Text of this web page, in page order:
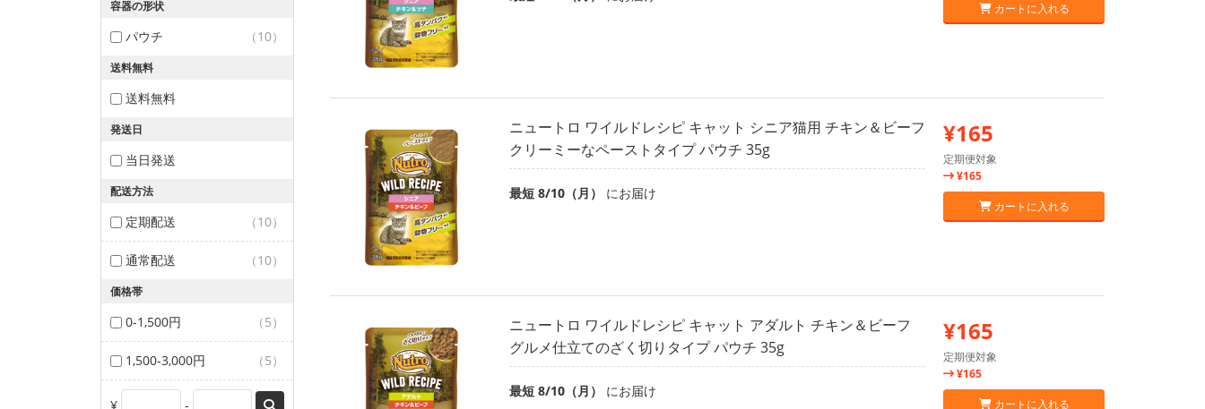
容器の形状
パウチ （10）
送料無料
送料無料
発送日
当日発送
配送方法
定期配送 （10）
通常配送 （10）
価格帯
0-1,500円 （5）
1,500-3,000円 （5）
¥ -
カートに入れる
ニュートロ ワイルドレシピ キャット シニア猫用 チキン＆ビーフ
クリーミーなペーストタイプ パウチ 35g
最短 8/10（月） にお届け
¥165
定期便対象
¥165
カートに入れる
ニュートロ ワイルドレシピ キャット アダルト チキン＆ビーフ
グルメ仕立てのざく切りタイプ パウチ 35g
最短 8/10（月） にお届け
¥165
定期便対象
¥165
カートに入れる